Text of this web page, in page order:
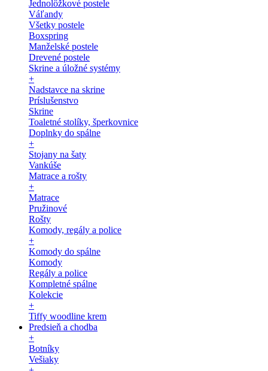
Jednolôžkové postele
Váľandy
Všetky postele
Boxspring
Manželské postele
Drevené postele
Skrine a úložné systémy
+
Nadstavce na skrine
Príslušenstvo
Skrine
Toaletné stolíky, šperkovnice
Doplnky do spálne
+
Stojany na šaty
Vankúše
Matrace a rošty
+
Matrace
Pružinové
Rošty
Komody, regály a police
+
Komody do spálne
Komody
Regály a police
Kompletné spálne
Kolekcie
+
Tiffy woodline krem
Predsieň a chodba
+
Botníky
Vešiaky